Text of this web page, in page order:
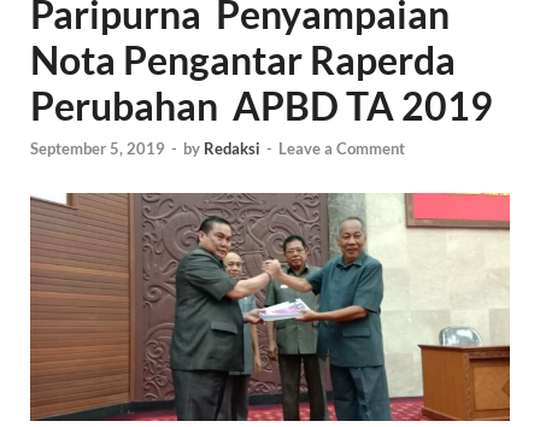
Paripurna Penyampaian
Nota Pengantar Raperda
Perubahan APBD TA 2019
September 5, 2019 - by Redaksi - Leave a Comment